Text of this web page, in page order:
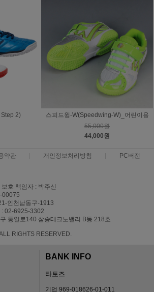
2)
스피드윙-W(Speedwing-W)_어린이용
55,000원
44,000원
약관 개인정보처리방침 PC버전
호 책임자 : 박주신
00075
인천남동구-1913
: 02-6925-3302
통일로140 삼송테크노밸리 B동 218호
RIGHTS RESERVED.
BANK INFO
타토즈
기업 969-018626-01-011